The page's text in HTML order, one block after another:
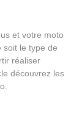
et votre moto
soit le type de
réaliser
découvrez les